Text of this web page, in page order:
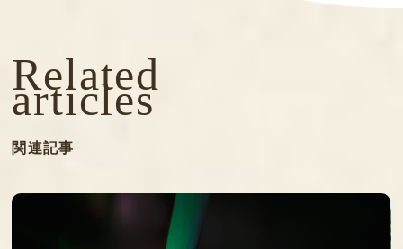
Related
articles
関連記事